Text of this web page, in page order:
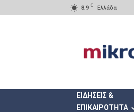
8.9 C Ελλάδα
ΕΙΔΗΣΕΙΣ &
ΕΠΙΚΑΙΡΟΤΗΤΑ